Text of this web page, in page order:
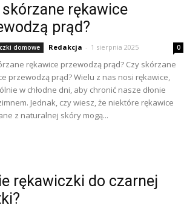
skórzane rękawice
prąd?
domowe Redakcja - 1 sierpnia 2025 0
rękawice przewodzą prąd? Czy skórzane
przewodzą prąd? Wielu z nas nosi rękawice,
w chłodne dni, aby chronić nasze dłonie
Jednak, czy wiesz, że niektóre rękawice
z naturalnej skóry mogą...
rękawiczki do czarnej